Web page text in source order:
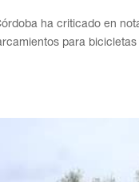
ha criticado en
para